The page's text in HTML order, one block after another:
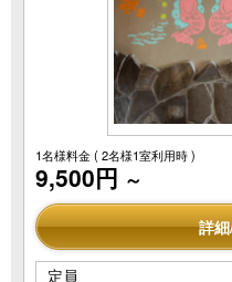
1名様料金( 2名様1室利用時 )
9,500円 ～
詳
定員